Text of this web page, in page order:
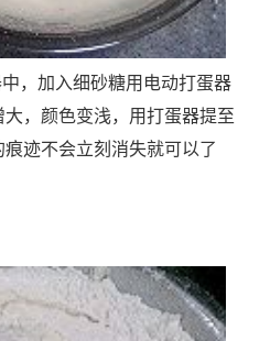
，加入细砂糖用电动打蛋器
，颜色变浅，用打蛋器提至
迹不会立刻消失就可以了